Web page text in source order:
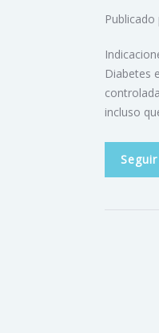
Publicado
Diabetes
incluso